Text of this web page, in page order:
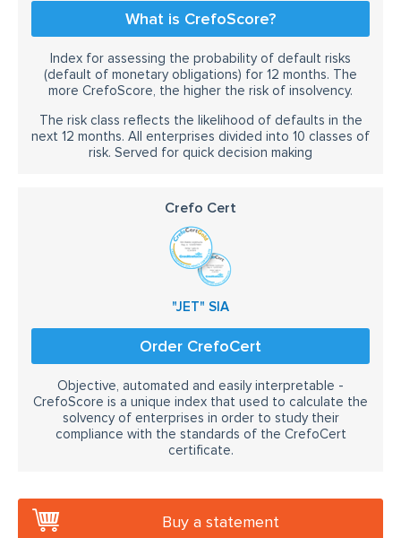
What is CrefoScore?
Index for assessing the probability of default risks
(default of monetary obligations) for 12 months. The
more CrefoScore, the higher the risk of insolvency.
The risk class reflects the likelihood of defaults in the
next 12 months. All enterprises divided into 10 classes of
risk. Served for quick decision making
Crefo Cert
"JET" SIA
Order CrefoCert
Objective, automated and easily interpretable -
CrefoScore is a unique index that used to calculate the
solvency of enterprises in order to study their
compliance with the standards of the CrefoCert
certificate.
Buy a statement